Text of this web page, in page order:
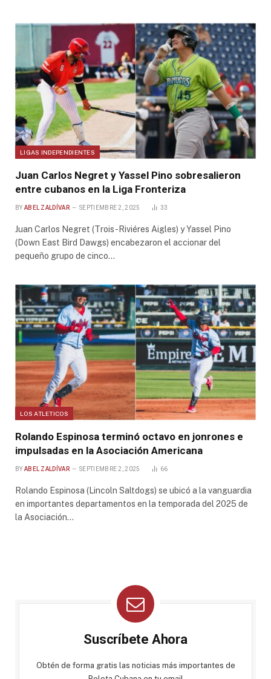
LIGAS INDEPENDIENTES
Juan Carlos Negret y Yassel Pino sobresalieron
entre cubanos en la Liga Fronteriza
BY ABEL ZALDÍVAR SEPTIEMBRE 2, 2025 33
Juan Carlos Negret (Trois-Riviéres Aigles) y Yassel Pino
(Down East Bird Dawgs) encabezaron el accionar del
pequeño grupo de cinco…
LOS ATLETICOS
Rolando Espinosa terminó octavo en jonrones e
impulsadas en la Asociación Americana
BY ABEL ZALDÍVAR SEPTIEMBRE 2, 2025 66
Rolando Espinosa (Lincoln Saltdogs) se ubicó a la vanguardia
en importantes departamentos en la temporada del 2025 de
la Asociación…
Suscríbete Ahora
Obtén de forma gratis las noticias más importantes de